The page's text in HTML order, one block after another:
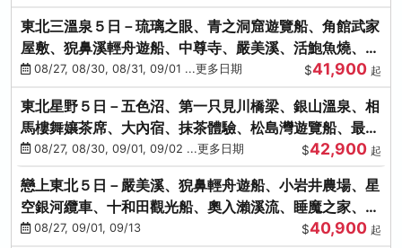
東北三溫泉５日－琉璃之眼、青之洞窟遊覽船、角館武家
屋敷、猊鼻溪輕舟遊船、中尊寺、嚴美溪、活鮑魚燒、烤
牡蠣、握壽司體驗
08/27, 08/30, 08/31, 09/01 ...更多日期 $41,900 起
東北星野５日－五色沼、第一只見川橋梁、銀山溫泉、相
馬樓舞孃茶席、大內宿、抹茶體驗、松島灣遊覽船、最上
川輕舟、螃蟹御膳
08/27, 08/30, 09/01, 09/02 ...更多日期 $42,900 起
戀上東北５日－嚴美溪、猊鼻輕舟遊船、小岩井農場、星
空銀河纜車、十和田觀光船、奧入瀨溪流、睡魔之家、朱
紅社殿（仙台／青森）
08/27, 09/01, 09/13 $40,900 起